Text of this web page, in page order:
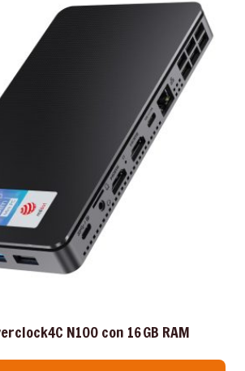
N100 con 16 GB RAM